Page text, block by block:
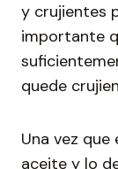
y crujientes
importante
quede
Una vez
aceite y lo